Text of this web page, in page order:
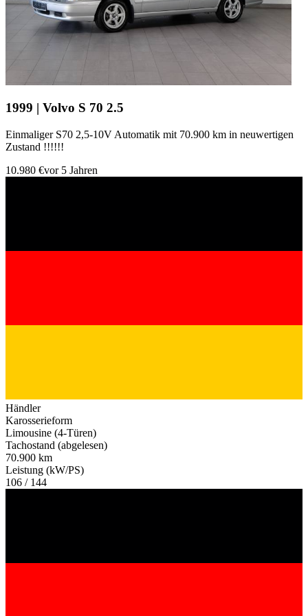
1999 | Volvo S 70 2.5
Einmaliger S70 2,5-10V Automatik mit 70.900 km in neuwertigen
Zustand !!!!!!
10.980 €vor 5 Jahren
Händler
Karosserieform
Limousine (4-Türen)
Tachostand (abgelesen)
70.900 km
Leistung (kW/PS)
106 / 144